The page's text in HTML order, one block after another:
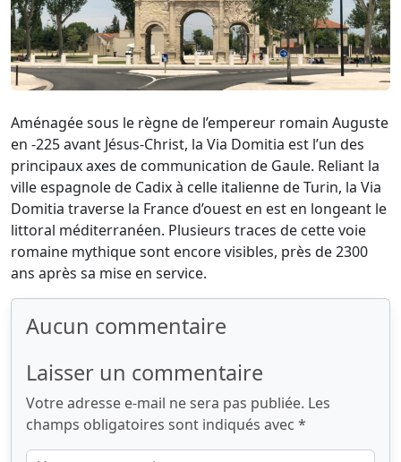
Aménagée sous le règne de l’empereur romain Auguste
en -225 avant Jésus-Christ, la Via Domitia est l’un des
principaux axes de communication de Gaule. Reliant la
ville espagnole de Cadix à celle italienne de Turin, la Via
Domitia traverse la France d’ouest en est en longeant le
littoral méditerranéen. Plusieurs traces de cette voie
romaine mythique sont encore visibles, près de 2300
ans après sa mise en service.
Aucun commentaire
Laisser un commentaire
Votre adresse e-mail ne sera pas publiée. Les
champs obligatoires sont indiqués avec *